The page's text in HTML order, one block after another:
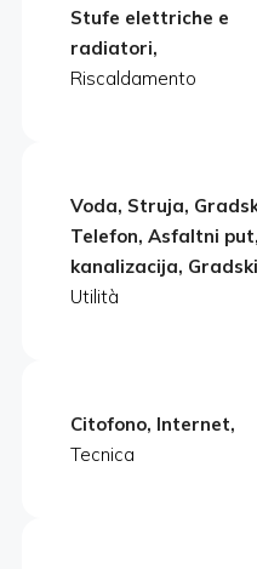
Stufe elettriche e
radiatori,
Riscaldamento
Voda, Struja,
Telefon, Asfaltni
kanalizacija,
Utilità
Citofono, Internet,
Tecnica